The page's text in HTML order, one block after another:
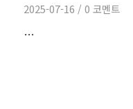
2025-07-16 / 0 코멘트
…